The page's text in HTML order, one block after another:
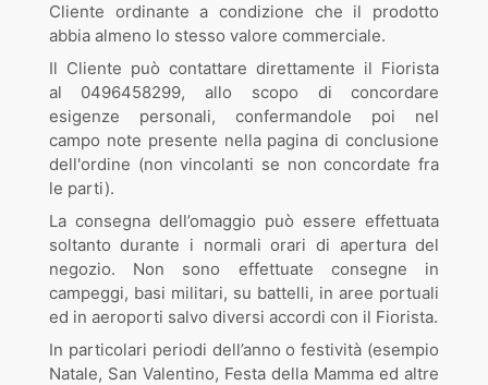
Cliente ordinante a condizione che il prodotto
abbia almeno lo stesso valore commerciale.
Il Cliente può contattare direttamente il Fiorista
al 0496458299, allo scopo di concordare
esigenze personali, confermandole poi nel
campo note presente nella pagina di conclusione
dell'ordine (non vincolanti se non concordate fra
le parti).
La consegna dell’omaggio può essere effettuata
soltanto durante i normali orari di apertura del
negozio. Non sono effettuate consegne in
campeggi, basi militari, su battelli, in aree portuali
ed in aeroporti salvo diversi accordi con il Fiorista.
In particolari periodi dell’anno o festività (esempio
Natale, San Valentino, Festa della Mamma ed altre